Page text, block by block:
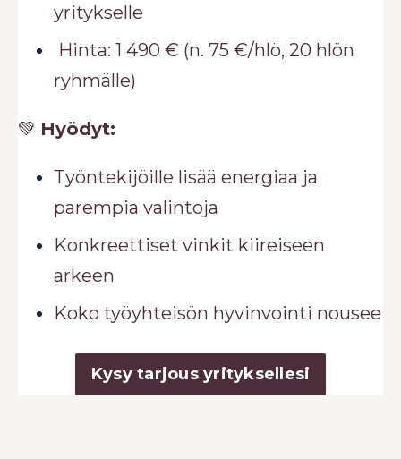
yritykselle
Hinta: 1 490 € (n. 75 €/hlö, 20 hlön
ryhmälle)
💚 Hyödyt:
Työntekijöille lisää energiaa ja
parempia valintoja
Konkreettiset vinkit kiireiseen
arkeen
Koko työyhteisön hyvinvointi nousee
Kysy tarjous yrityksellesi